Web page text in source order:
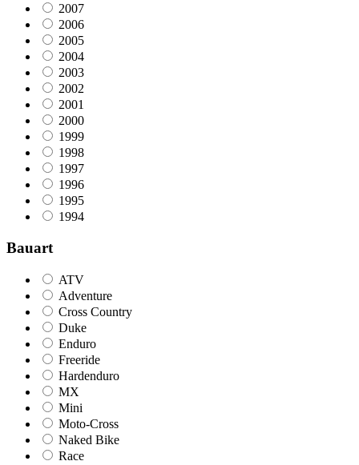
2007
2006
2005
2004
2003
2002
2001
2000
1999
1998
1997
1996
1995
1994
Bauart
ATV
Adventure
Cross Country
Duke
Enduro
Freeride
Hardenduro
MX
Mini
Moto-Cross
Naked Bike
Race